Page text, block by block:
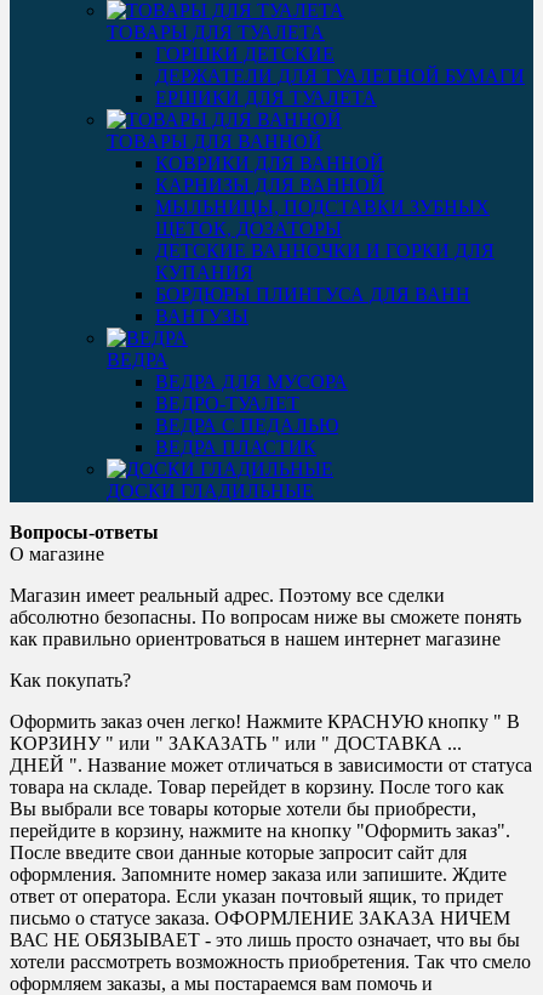
ТОВАРЫ ДЛЯ ТУАЛЕТА
ГОРШКИ ДЕТСКИЕ
ДЕРЖАТЕЛИ ДЛЯ ТУАЛЕТНОЙ БУМАГИ
ЕРШИКИ ДЛЯ ТУАЛЕТА
ТОВАРЫ ДЛЯ ВАННОЙ
КОВРИКИ ДЛЯ ВАННОЙ
КАРНИЗЫ ДЛЯ ВАННОЙ
МЫЛЬНИЦЫ, ПОДСТАВКИ ЗУБНЫХ
ЩЕТОК, ДОЗАТОРЫ
ДЕТСКИЕ ВАННОЧКИ И ГОРКИ ДЛЯ
КУПАНИЯ
БОРДЮРЫ ПЛИНТУСА ДЛЯ ВАНН
ВАНТУЗЫ
ВЕДРА
ВЕДРА ДЛЯ МУСОРА
ВЕДРО-ТУАЛЕТ
ВЕДРА С ПЕДАЛЬЮ
ВЕДРА ПЛАСТИК
ДОСКИ ГЛАДИЛЬНЫЕ
Вопросы-ответы
О магазине
Магазин имеет реальный адрес. Поэтому все сделки
абсолютно безопасны. По вопросам ниже вы сможете понять
как правильно ориентроваться в нашем интернет магазине
Как покупать?
Оформить заказ очен легко! Нажмите КРАСНУЮ кнопку " В
КОРЗИНУ " или " ЗАКАЗАТЬ " или " ДОСТАВКА ...
ДНЕЙ ". Название может отличаться в зависимости от статуса
товара на складе. Товар перейдет в корзину. После того как
Вы выбрали все товары которые хотели бы приобрести,
перейдите в корзину, нажмите на кнопку "Оформить заказ".
После введите свои данные которые запросит сайт для
оформления. Запомните номер заказа или запишите. Ждите
ответ от оператора. Если указан почтовый ящик, то придет
письмо о статусе заказа. ОФОРМЛЕНИЕ ЗАКАЗА НИЧЕМ
ВАС НЕ ОБЯЗЫВАЕТ - это лишь просто означает, что вы бы
хотели рассмотреть возможность приобретения. Так что смело
оформляем заказы, а мы постараемся вам помочь и